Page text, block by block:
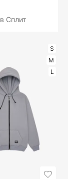
в Сплит
S
M
L